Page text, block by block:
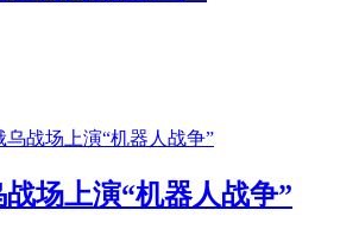
场上演“机器人战争”